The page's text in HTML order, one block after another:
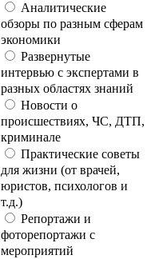
Аналитические
обзоры по разным сферам
экономики
Развернутые
интервью с экспертами в
разных областях знаний
Новости о
происшествиях, ЧС, ДТП,
криминале
Практические советы
для жизни (от врачей,
юристов, психологов и
т.д.)
Репортажи и
фоторепортажи с
мероприятий